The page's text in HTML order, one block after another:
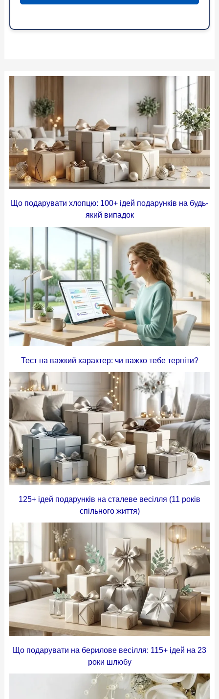
Що подарувати хлопцю: 100+ ідей подарунків на будь-
який випадок
Тест на важкий характер: чи важко тебе терпіти?
125+ ідей подарунків на сталеве весілля (11 років
спільного життя)
Що подарувати на берилове весілля: 115+ ідей на 23
роки шлюбу